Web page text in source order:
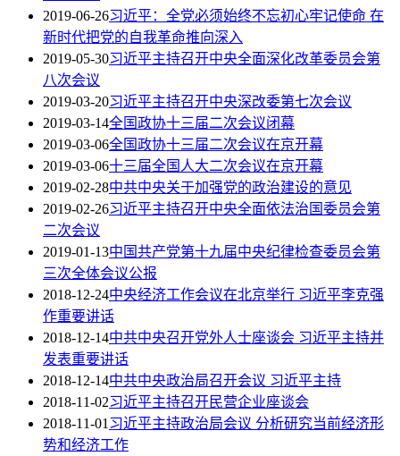
2019-06-26习近平：全党必须始终不忘初心牢记使命 在
新时代把党的自我革命推向深入
2019-05-30习近平主持召开中央全面深化改革委员会第
八次会议
2019-03-20习近平主持召开中央深改委第七次会议
2019-03-14全国政协十三届二次会议闭幕
2019-03-06全国政协十三届二次会议在京开幕
2019-03-06十三届全国人大二次会议在京开幕
2019-02-28中共中央关于加强党的政治建设的意见
2019-02-26习近平主持召开中央全面依法治国委员会第
二次会议
2019-01-13中国共产党第十九届中央纪律检查委员会第
三次全体会议公报
2018-12-24中央经济工作会议在北京举行 习近平李克强
作重要讲话
2018-12-14中共中央召开党外人士座谈会 习近平主持并
发表重要讲话
2018-12-14中共中央政治局召开会议 习近平主持
2018-11-02习近平主持召开民营企业座谈会
2018-11-01习近平主持政治局会议 分析研究当前经济形
势和经济工作